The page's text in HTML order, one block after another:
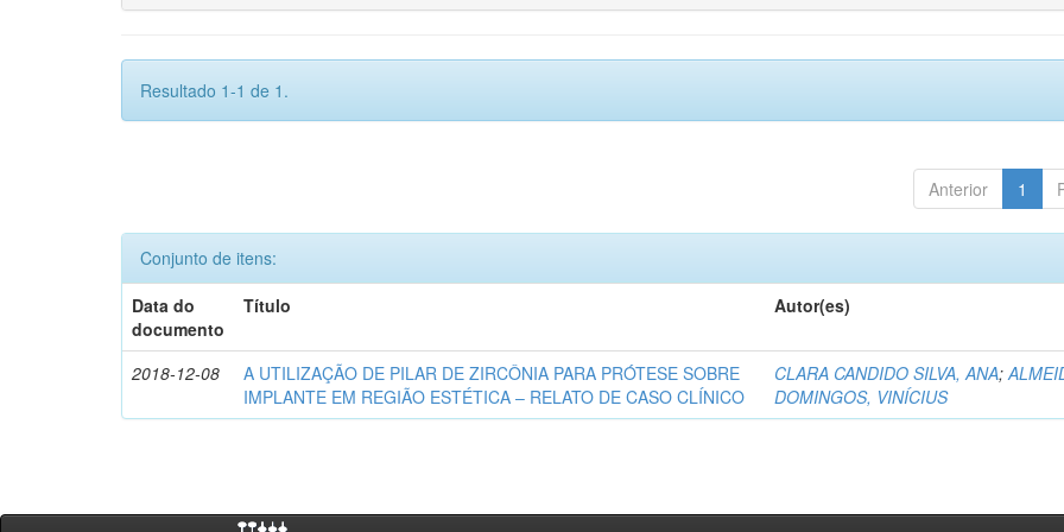
Resultado 1-1 de 1.
Anterior 1
Conjunto de itens:
Data do
documento
Título Autor(es)
2018-12-08
A UTILIZAÇÃO DE PILAR DE ZIRCÔNIA PARA PRÓTESE SOBRE
IMPLANTE EM REGIÃO ESTÉTICA – RELATO DE CASO CLÍNICO
CLARA CANDIDO SILVA, ANA;
DOMINGOS, VINÍCIUS